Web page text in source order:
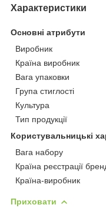
Характеристики
Основні атрибути
Виробник
Країна виробник
Вага упаковки
Група стиглості
Культура
Тип продукції
Користувальницькі
Вага набору
Країна реєстрації
Країна-виробник
Приховати